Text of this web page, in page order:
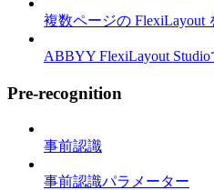
複数ページの FlexiLayout
ABBYY FlexiLayout
Pre-recognition
事前認識
事前認識パラメーター